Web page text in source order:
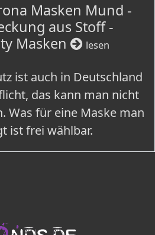
Masken Mund -
aus Stoff -
Masken
lesen
ist auch in Deutschland
das kann man nicht
Was für eine Maske man
ist frei wählbar.